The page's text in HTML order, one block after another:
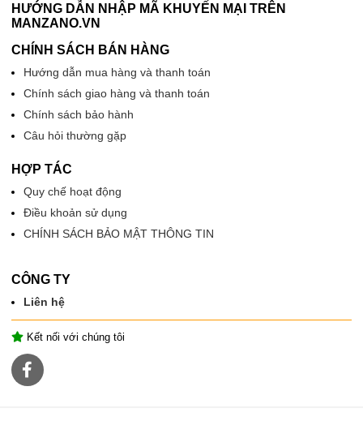
HƯỚNG DẪN NHẬP MÃ KHUYẾN MẠI TRÊN
MANZANO.VN
CHÍNH SÁCH BÁN HÀNG
Hướng dẫn mua hàng và thanh toán
Chính sách giao hàng và thanh toán
Chính sách bảo hành
Câu hỏi thường gặp
HỢP TÁC
Quy chế hoạt động
Điều khoản sử dụng
CHÍNH SÁCH BẢO MẬT THÔNG TIN
CÔNG TY
Liên hệ
Kết nối với chúng tôi